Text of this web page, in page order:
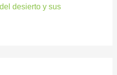
desierto y sus